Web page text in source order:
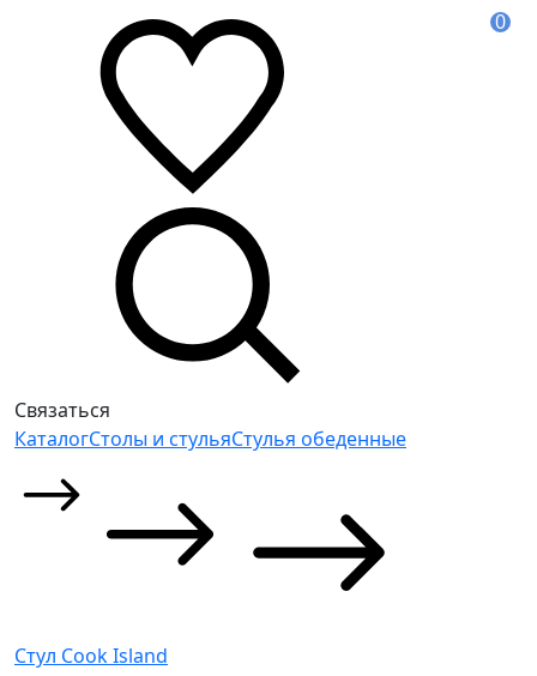
0
Связаться
КаталогСтолы и стульяСтулья обеденные
Стул Cook Island